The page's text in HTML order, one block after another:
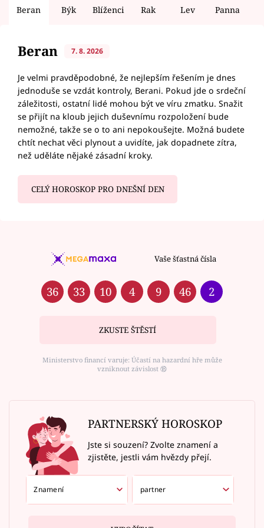
Beran Býk Blíženci Rak Lev Panna
Beran 7. 8. 2026
Je velmi pravděpodobné, že nejlepším řešením je dnes
jednoduše se vzdát kontroly, Berani. Pokud jde o srdeční
záležitosti, ostatní lidé mohou být ve víru zmatku. Snažit
se přijít na kloub jejich duševnímu rozpoložení bude
nemožné, takže se o to ani nepokoušejte. Možná budete
chtít nechat věci plynout a uvidíte, jak dopadnete zítra,
než uděláte nějaké zásadní kroky.
CELÝ HOROSKOP PRO DNEŠNÍ DEN
Vaše šťastná čísla
36 33 10 4 9 46 2
ZKUSTE ŠTĚSTÍ
Ministerstvo financí varuje: Účastí na hazardní hře může
vzniknout závislost ⑱
PARTNERSKÝ HOROSKOP
Jste si souzení? Zvolte znamení a
zjistěte, jestli vám hvězdy přejí.